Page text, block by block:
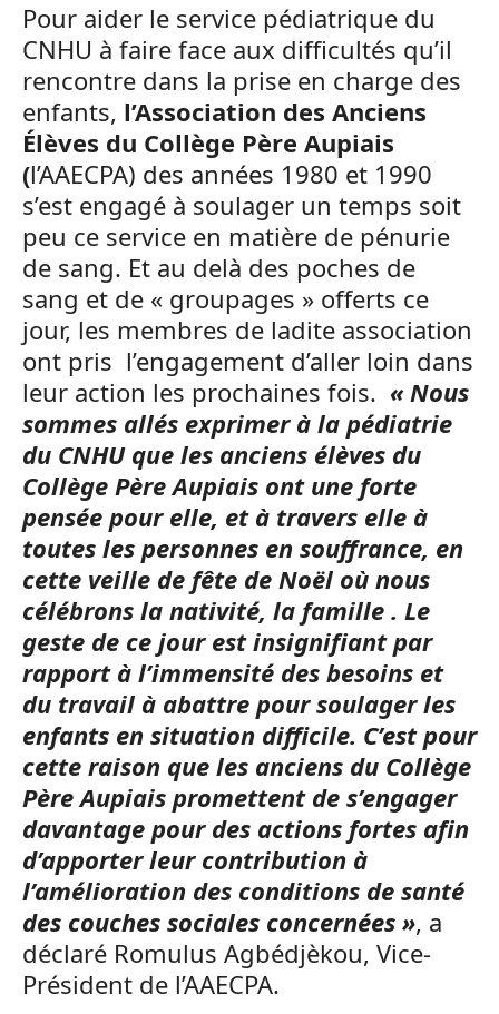
Pour aider le service pédiatrique du
CNHU à faire face aux difficultés qu’il
rencontre dans la prise en charge des
enfants, l’Association des Anciens
Élèves du Collège Père Aupiais
(l’AAECPA) des années 1980 et 1990
s’est engagé à soulager un temps soit
peu ce service en matière de pénurie
de sang. Et au delà des poches de
sang et de « groupages » offerts ce
jour, les membres de ladite association
ont pris l’engagement d’aller loin dans
leur action les prochaines fois. « Nous
sommes allés exprimer à la pédiatrie
du CNHU que les anciens élèves du
Collège Père Aupiais ont une forte
pensée pour elle, et à travers elle à
toutes les personnes en souffrance, en
cette veille de fête de Noël où nous
célébrons la nativité, la famille . Le
geste de ce jour est insignifiant par
rapport à l’immensité des besoins et
du travail à abattre pour soulager les
enfants en situation difficile. C’est pour
cette raison que les anciens du Collège
Père Aupiais promettent de s’engager
davantage pour des actions fortes afin
d’apporter leur contribution à
l’amélioration des conditions de santé
des couches sociales concernées », a
déclaré Romulus Agbédjèkou, Vice-
Président de l’AAECPA.